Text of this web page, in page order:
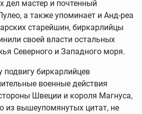
дел мастер и почтенный
а также упоминает и Анд-реа
старейшин, биркарлийцы
своей власти остальных
Северного и Западного моря.
биркарлийцев
военные действия
Швеции и короля Магнуса,
из вышеупомянутых цитат, не